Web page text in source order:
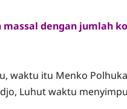
dengan jumlah
waktu itu Menko
Luhut waktu